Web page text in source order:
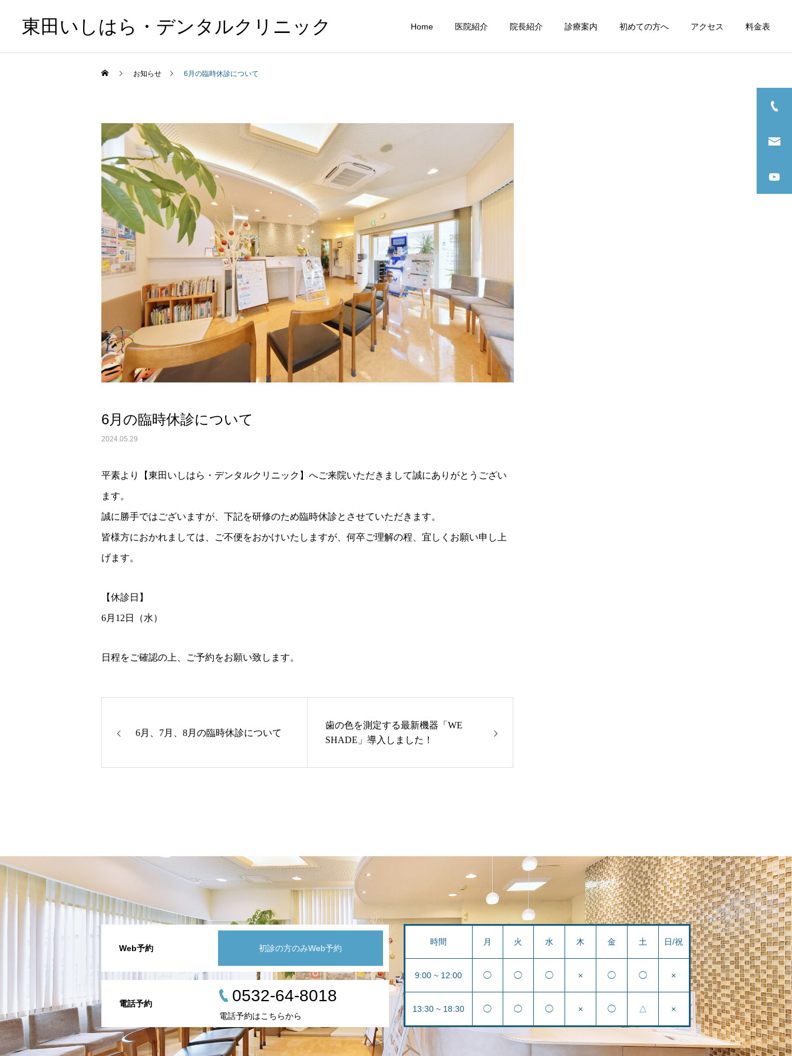
東田いしはら・デンタルクリニック Home 医院紹介 院長紹介 診療案内 初めての方へ アクセス 料金表
お知らせ 6月の臨時休診について
6月の臨時休診について
2024.05.29
平素より【東田いしはら・デンタルクリニック】へご来院いただきまして誠にありがとうござい
ます。
誠に勝手ではございますが、下記を研修のため臨時休診とさせていただきます。
皆様方におかれましては、ご不便をおかけいたしますが、何卒ご理解の程、宜しくお願い申し上
げます。
【休診日】
6月12日（水）
日程をご確認の上、ご予約をお願い致します。
6月、7月、8月の臨時休診について
歯の色を測定する最新機器「WE
SHADE」導入しました！
Web予約 初診の方のみWeb予約
電話予約 0532-64-8018
電話予約はこちらから
時間 月 火 水 木 金 土 日/祝
9:00 ~ 12:00 ◯ ◯ ◯ × ◯ ◯ ×
13:30 ~ 18:30 ◯ ◯ ◯ × ◯ △ ×